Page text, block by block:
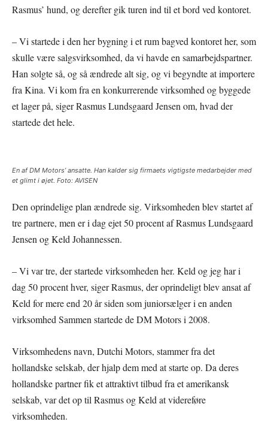
Rasmus’ hund, og derefter gik turen ind til et bord ved kontoret.
– Vi startede i den her bygning i et rum bagved kontoret her, som
skulle være salgsvirksomhed, da vi havde en samarbejdspartner.
Han solgte så, og så ændrede alt sig, og vi begyndte at importere
fra Kina. Vi kom fra en konkurrerende virksomhed og byggede
et lager på, siger Rasmus Lundsgaard Jensen om, hvad der
startede det hele.
En af DM Motors’ ansatte. Han kalder sig firmaets vigtigste medarbejder med
et glimt i øjet. Foto: AVISEN
Den oprindelige plan ændrede sig. Virksomheden blev startet af
tre partnere, men er i dag ejet 50 procent af Rasmus Lundsgaard
Jensen og Keld Johannessen.
– Vi var tre, der startede virksomheden her. Keld og jeg har i
dag 50 procent hver, siger Rasmus, der oprindeligt blev ansat af
Keld for mere end 20 år siden som juniorsælger i en anden
virksomhed Sammen startede de DM Motors i 2008.
Virksomhedens navn, Dutchi Motors, stammer fra det
hollandske selskab, der hjalp dem med at starte op. Da deres
hollandske partner fik et attraktivt tilbud fra et amerikansk
selskab, var det op til Rasmus og Keld at videreføre
virksomheden.